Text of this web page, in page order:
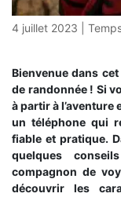
4 juillet 2023
Bienvenue dans
de randonnée ! Si
à partir à
un téléphone qui
fiable et pratique.
quelques
compagnon de
découvrir les